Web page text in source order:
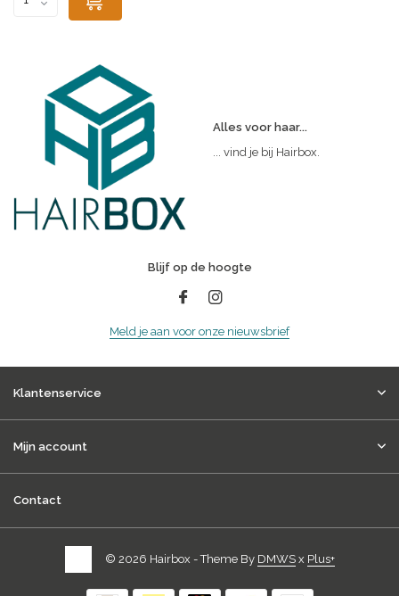
Alles voor haar...
... vind je bij Hairbox.
Blijf op de hoogte
Meld je aan voor onze nieuwsbrief
Klantenservice
Mijn account
Contact
© 2026 Hairbox - Theme By DMWSx Plus+